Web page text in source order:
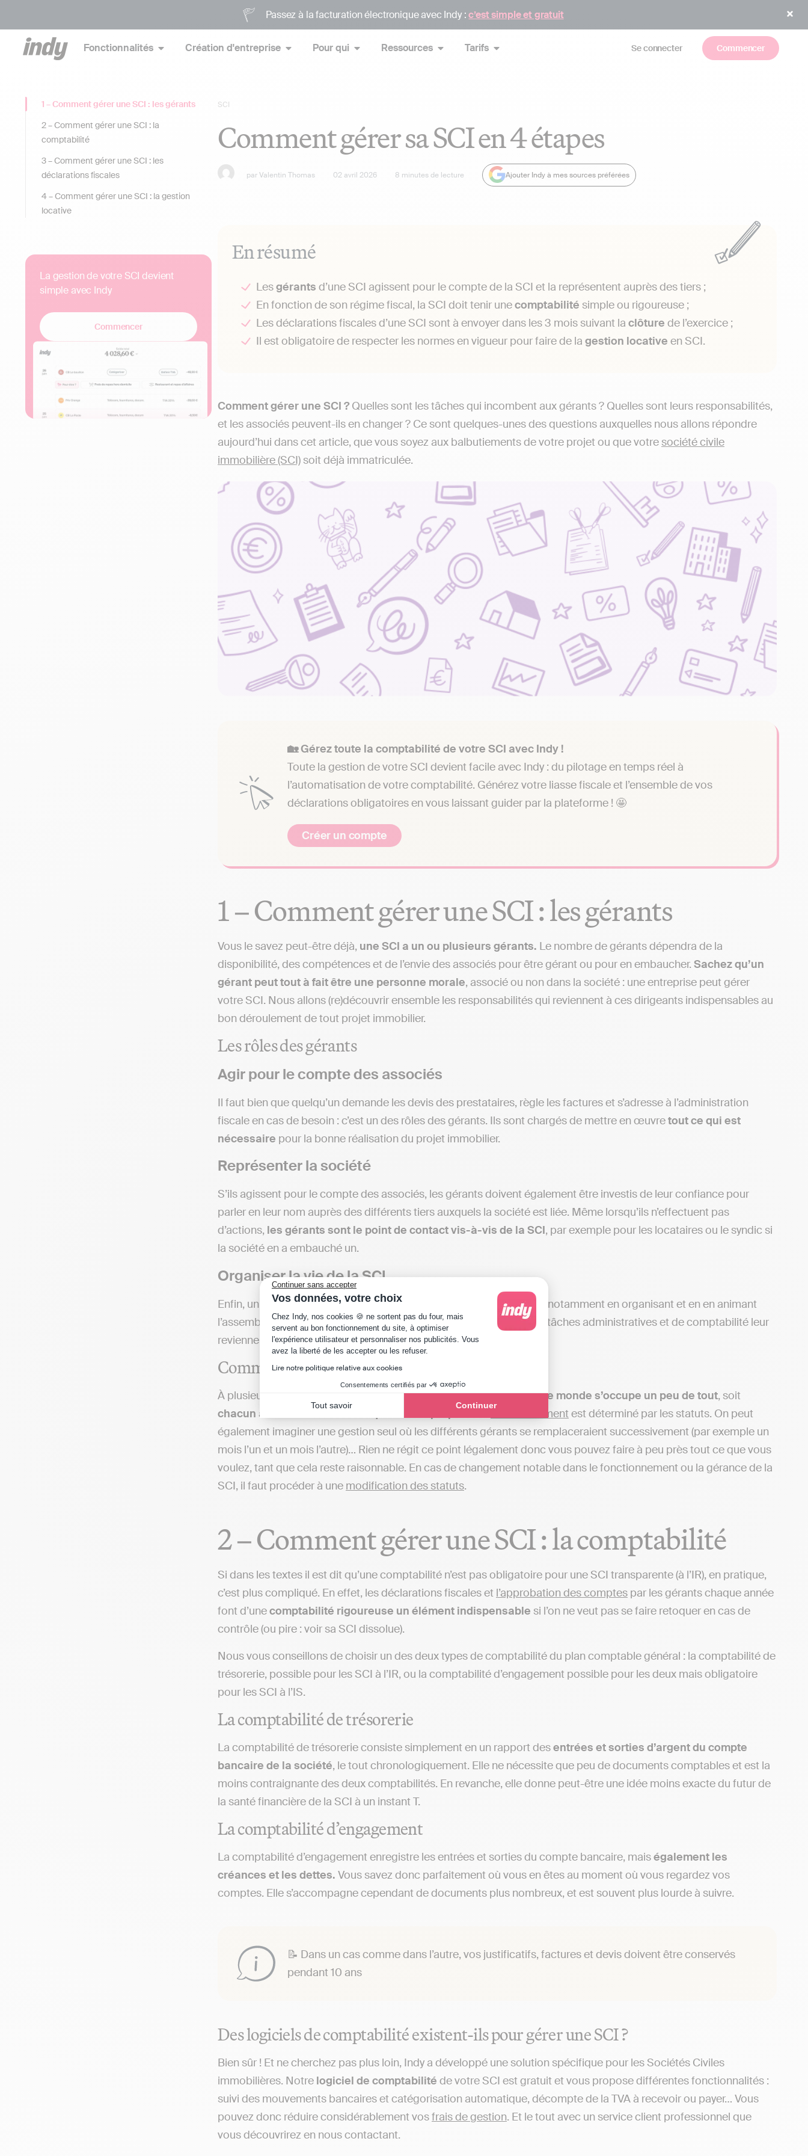
Continuer sans accepter
Vos données, votre choix
Plateforme de Gestion du Consentement : Personnalisez vos Options
Chez Indy, nos cookies 🍪 ne sortent pas du four, mais
servent au bon fonctionnement du site, à optimiser
l'expérience utilisateur et personnaliser nos publicités. Vous
avez la liberté de les accepter ou les refuser.
Lire notre politique relative aux cookies
Consentements certifiés par
Tout savoir Continuer
Axeptio consent
Passez à la facturation électronique avec Indy :c’est simple et gratuit
Fonctionnalités Création d'entreprise Pour qui Ressources Tarifs Se connecter Commencer
SCI
Comment gérer sa SCI en 4 étapes
parValentin Thomas 02 avril 2026 8 minutes de lecture Ajouter Indy à mes sources préférées
En résumé
Lesgérants d’une SCI agissent pour le compte de la SCI et la représentent auprès des tiers ;
En fonction de son régime fiscal, la SCI doit tenir unecomptabilité simple ou rigoureuse ;
Les déclarations fiscales d’une SCI sont à envoyer dans les 3 mois suivant la clôture de l’exercice ;
Il est obligatoire de respecter les normes en vigueur pour faire de la gestion locative en SCI.
Comment gérer une SCI ?Quelles sont les tâches qui incombent aux gérants ? Quelles sont leurs responsabilités,
et les associés peuvent-ils en changer ? Ce sont quelques-unes des questions auxquelles nous allons répondre
aujourd’hui dans cet article, que vous soyez aux balbutiements de votre projet ou que votre société civile
immobilière (SCI) soit déjà immatriculée.
🏡 Gérez toute la comptabilité de votre SCI avec Indy !
Toute la gestion de votre SCI devient facile avec Indy : du pilotage en temps réel à
l’automatisation de votre comptabilité. Générez votre liasse fiscale et l’ensemble de vos
déclarations obligatoires en vous laissant guider par la plateforme ! 🤩
Créer un compte
1 – Comment gérer une SCI : les gérants
Vous le savez peut-être déjà, une SCI a un ou plusieurs gérants. Le nombre de gérants dépendra de la
disponibilité, des compétences et de l’envie des associés pour être gérant ou pour en embaucher. Sachez qu’un
gérant peut tout à fait être une personne morale, associé ou non dans la société : une entreprise peut gérer
votre SCI. Nous allons (re)découvrir ensemble les responsabilités qui reviennent à ces dirigeants indispensables au
bon déroulement de tout projet immobilier.
Les rôles des gérants
Agir pour le compte des associés
Il faut bien que quelqu’un demande les devis des prestataires, règle les factures et s’adresse à l’administration
fiscale en cas de besoin : c’est un des rôles des gérants. Ils sont chargés de mettre en œuvretout ce qui est
nécessaire pour la bonne réalisation du projet immobilier.
Représenter la société
S’ils agissent pour le compte des associés, les gérants doivent également être investis de leur confiance pour
parler en leur nom auprès des différents tiers auxquels la société est liée. Même lorsqu’ils n’effectuent pas
d’actions, les gérants sont le point de contact vis-à-vis de la SCI, par exemple pour les locataires ou le syndic si
la société en a embauché un.
Organiser la vie de la SCI
Enfin, un autre rôle des gérants de SCI est de faire vivre la société
, notamment en organisant et en en animant
l’assemblée générale annuelle. DesPV d’AGdoivent être édités. Les tâches administratives et de comptabilité leur
reviennent également.
Comment gérer une SCI à plusieurs ?
À plusieurs gérants, vous avez deux solutions principales : soittout le monde s’occupe un peu de tout, soit
chacun a des tâches définies qui lui sont propres
fonctionnement est déterminé par les statuts. On peut
également imaginer une gestion seul où les différents gérants se remplaceraient successivement (par exemple un
mois l’un et un mois l’autre)… Rien ne régit ce point légalement donc vous pouvez faire à peu près tout ce que vous
voulez, tant que cela reste raisonnable. En cas de changement notable dans le fonctionnement ou la gérance de la
SCI, il faut procéder à une modification des statuts.
2 – Comment gérer une SCI : la comptabilité
Si dans les textes il est dit qu’une comptabilité n’est pas obligatoire pour une SCI transparente (à l’IR), en pratique,
c’est plus compliqué. En effet, les déclarations fiscales et l’approbation des comptes par les gérants chaque année
font d’unecomptabilité rigoureuse un élément indispensable si l’on ne veut pas se faire retoquer en cas de
contrôle (ou pire : voir sa SCI dissolue).
Nous vous conseillons de choisir un des deux types de comptabilité du plan comptable général : la comptabilité de
trésorerie, possible pour les SCI à l’IR, ou la comptabilité d’engagement possible pour les deux mais obligatoire
pour les SCI à l’IS.
La comptabilité de trésorerie
La comptabilité de trésorerie consiste simplement en un rapport desentrées et sorties d’argent du compte
bancaire de la société, le tout chronologiquement. Elle ne nécessite que peu de documents comptables et est la
moins contraignante des deux comptabilités. En revanche, elle donne peut-être une idée moins exacte du futur de
la santé financière de la SCI à un instant T.
La comptabilité d’engagement
La comptabilité d’engagement enregistre les entrées et sorties du compte bancaire, maiségalement les
créances et les dettes. Vous savez donc parfaitement où vous en êtes au moment où vous regardez vos
comptes. Elle s’accompagne cependant de documents plus nombreux, et est souvent plus lourde à suivre.
📝 Dans un cas comme dans l’autre, vos justificatifs, factures et devis doivent être conservés
pendant 10 ans
Des logiciels de comptabilité existent-ils pour gérer une SCI ?
Bien sûr ! Et ne cherchez pas plus loin, Indy a développé une solution spécifique pour les Sociétés Civiles
immobilières. Notre logiciel de comptabilité de votre SCI est gratuit et vous propose différentes fonctionnalités :
suivi des mouvements bancaires et catégorisation automatique, décompte de la TVA à recevoir ou payer… Vous
pouvez donc réduire considérablement vosfrais de gestion. Et le tout avec un service client professionnel que
vous découvrirez en nous contactant.
1 – Comment gérer une SCI : les gérants
2 – Comment gérer une SCI : la
comptabilité
3 – Comment gérer une SCI : les
déclarations fiscales
4 – Comment gérer une SCI : la gestion
locative
La gestion de votre SCI devient
simple avec Indy
Commencer